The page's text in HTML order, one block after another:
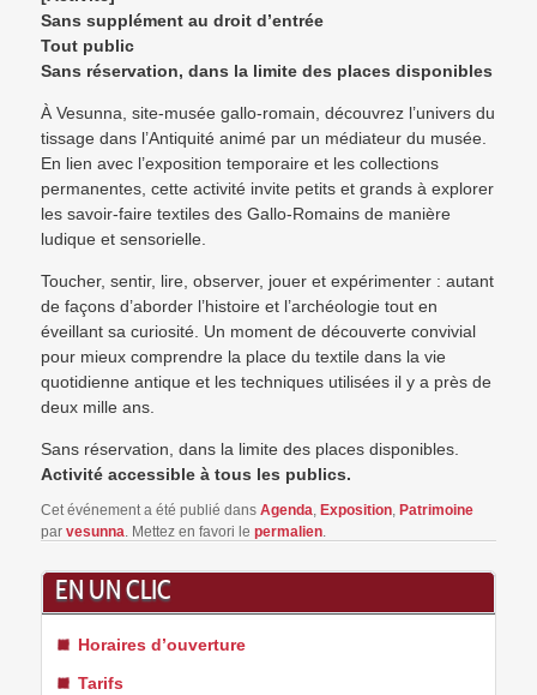
Sans supplément au droit d’entrée
Tout public
Sans réservation, dans la limite des places disponibles
ÀVesunna, site-musée gallo-romain , découvrez l’univers du
tissage dans l’Antiquité animé par un médiateur du musée.
En lien avec l’exposition temporaire et les collections
permanentes, cette activité invite petits et grands à explorer
les savoir-faire textiles des Gallo-Romains de manière
ludique et sensorielle.
Toucher, sentir, lire, observer, jouer et expérimenter : autant
de façons d’aborder l’histoire et l’archéologie tout en
éveillant sa curiosité. Un moment de découverte convivial
pour mieux comprendre la place du textile dans la vie
quotidienne antique et les techniques utilisées il y a près de
deux mille ans.
Sans réservation, dans la limite des places disponibles.
Activité accessible à tous les publics.
Cet événement a été publié dansAgenda, Exposition, Patrimoine
parvesunna. Mettez en favori lepermalien.
EN UN CLIC
Horaires d’ouverture
Tarifs